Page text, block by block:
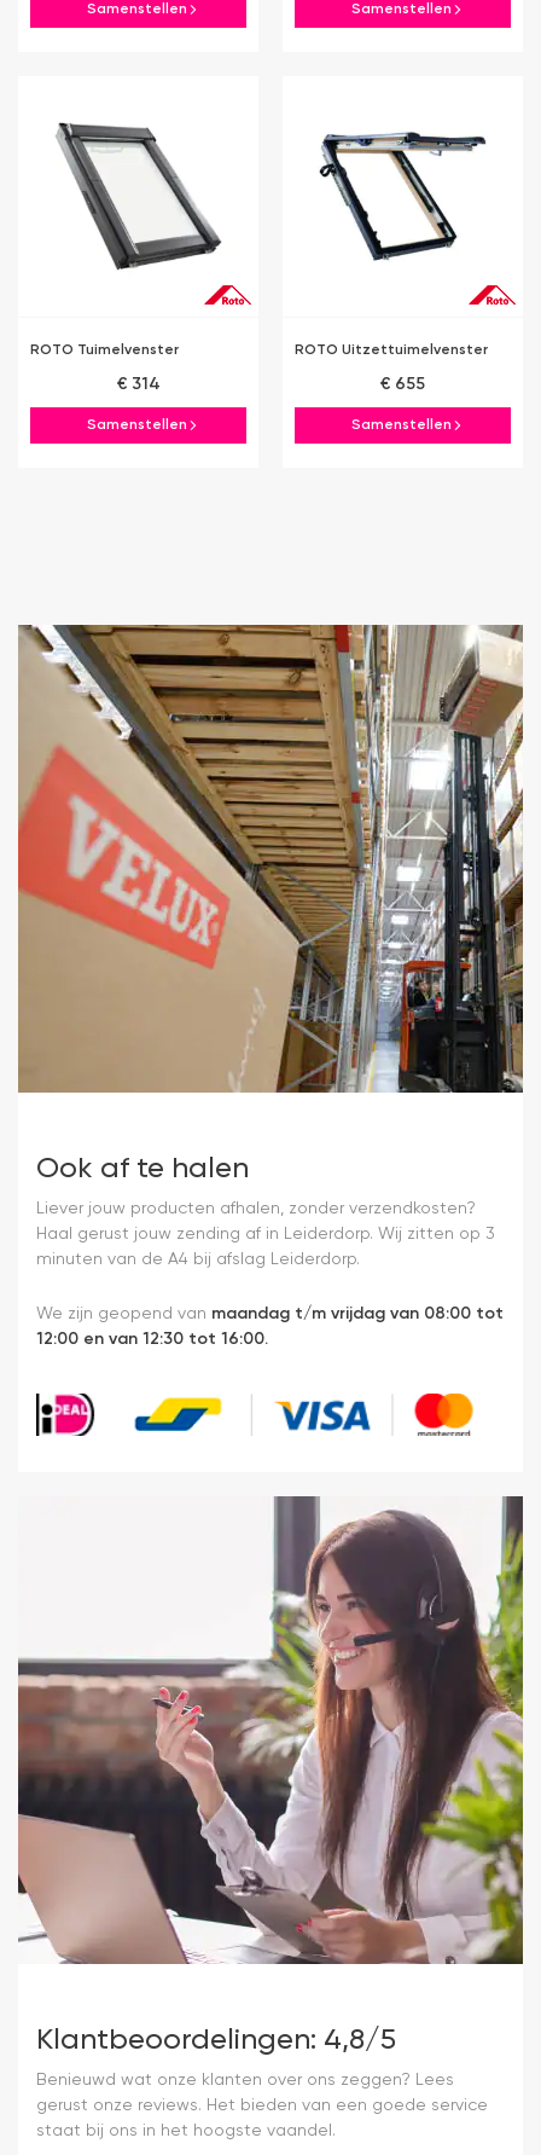
Samenstellen Samenstellen
ROTO Tuimelvenster
€ 314
Samenstellen
ROTO Uitzettuimelvenster
€ 655
Samenstellen
Ook af te halen
Liever jouw producten afhalen, zonder verzendkosten?
Haal gerust jouw zending af in Leiderdorp. Wij zitten op 3
minuten van de A4 bij afslag Leiderdorp.
We zijn geopend van maandag t/m vrijdag van 08:00 tot
12:00 en van 12:30 tot 16:00.
Klantbeoordelingen: 4,8/5
Benieuwd wat onze klanten over ons zeggen? Lees
gerust onze reviews. Het bieden van een goede service
staat bij ons in het hoogste vaandel.